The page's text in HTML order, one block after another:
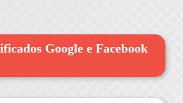
Google e Facebook